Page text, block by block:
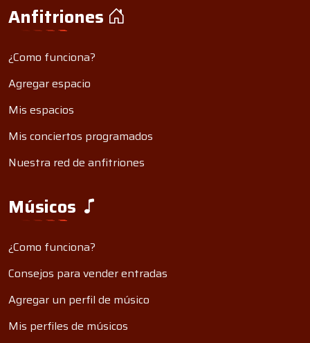
Anfitriones
¿Como funciona?
Agregar espacio
Mis espacios
Mis conciertos programados
Nuestra red de anfitriones
Músicos
¿Como funciona?
Consejos para vender entradas
Agregar un perfil de músico
Mis perfiles de músicos